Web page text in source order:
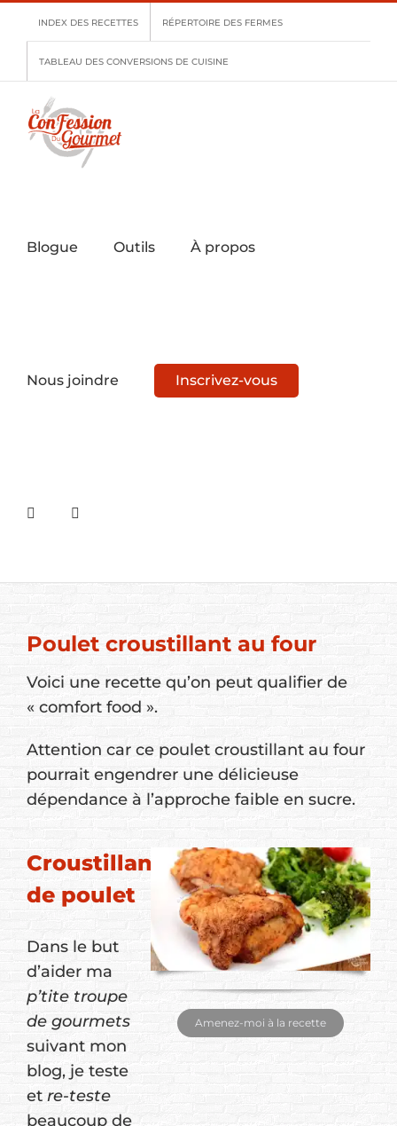
content
INDEX DES RECETTES RÉPERTOIRE DES FERMES
TABLEAU DES CONVERSIONS DE CUISINE
Blogue Outils À propos
Nous joindre Inscrivez-vous
Poulet croustillant au four
Voici une recette qu’on peut qualifier de
« comfort food ».
Attention car ce poulet croustillant au four
pourrait engendrer une délicieuse
dépendance à l’approche faible en sucre.
Croustillant
de poulet
Dans le but
d’aider ma
p’tite troupe
de gourmets
suivant mon
blog, je teste
et re-teste
beaucoup de
Amenez-moi à la recette